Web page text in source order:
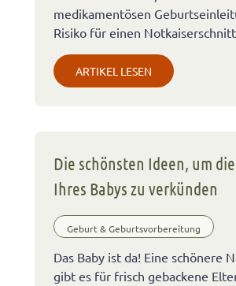
medikamentösen
Risiko für einen
ARTIKEL LESEN
Die schönsten Ideen, um
Ihres Babys zu verkünden
Geburt & Geburtsvorbereitung
Das Baby ist da! Eine schönere
gibt es für frisch gebackene